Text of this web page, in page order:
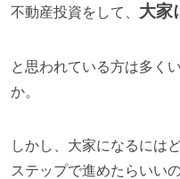
不動産投資を して、 大家
と思われている方は多く
か。
しかし、大家になるには
ステップで進めたらいい